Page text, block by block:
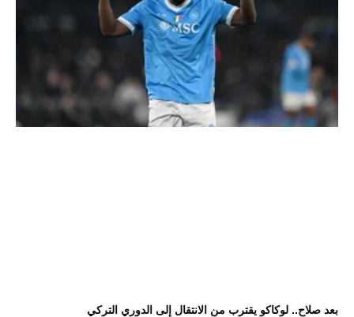
بعد صلاح.. لوكاكو يقترب من الانتقال إلى الدوري التركي